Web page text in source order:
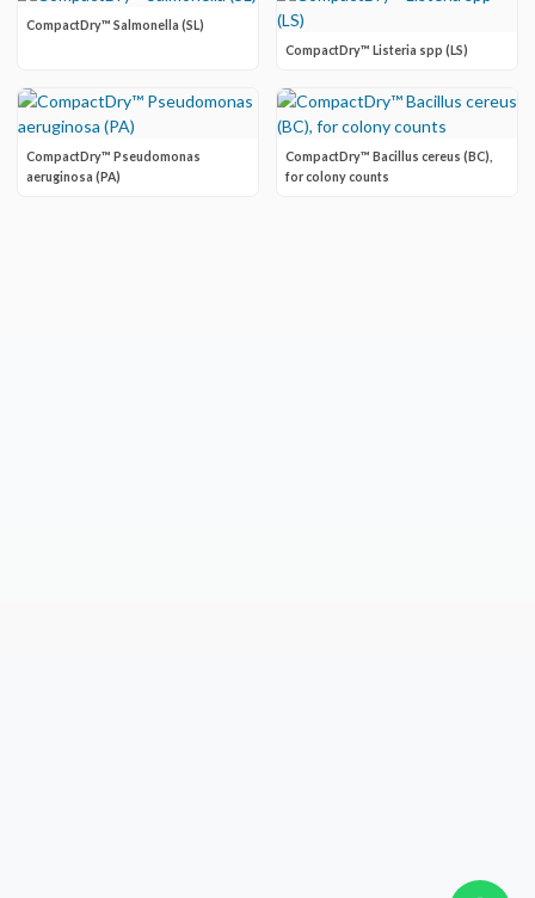
CompactDry™ Salmonella (SL)
CompactDry™ Listeria spp (LS)
CompactDry™ Pseudomonas
aeruginosa (PA)
CompactDry™ Bacillus cereus (BC),
for colony counts